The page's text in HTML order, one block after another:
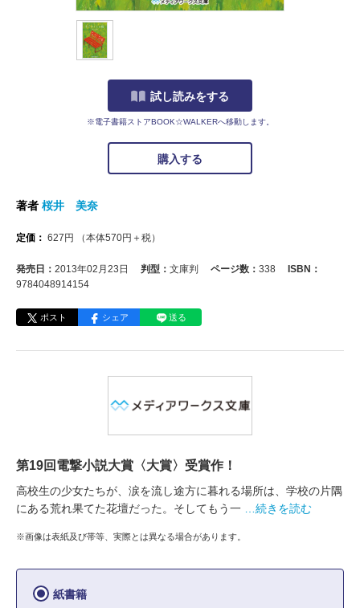
試し読みをする
※電子書籍ストアBOOK☆WALKERへ移動します。
購入する
著者 桜井 美奈
定価： 627 円 （本体570円＋税）
発売日： 2013年02月23日 判型： 文庫判 ページ数： 338
ISBN：
9784048914154
ポスト シェア 送る
第19回電撃小説大賞〈大賞〉受賞作！
高校生の少女たちが、涙を流し途方に暮れる場所は、学校の片隅
にある荒れ果てた花壇だった。そしてもう一
…続きを読む
※画像は表紙及び帯等、実際とは異なる場合があります。
紙書籍